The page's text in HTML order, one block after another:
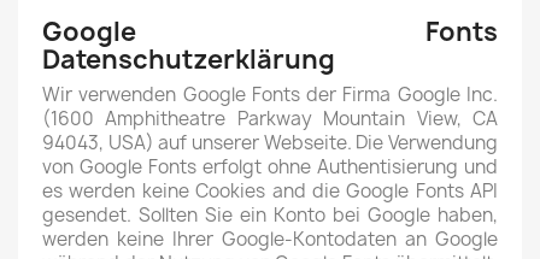
Google Fonts
Datenschutzerklärung
Wir verwenden Google Fonts der Firma Google Inc.
(1600 Amphitheatre Parkway Mountain View, CA
94043, USA) auf unserer Webseite. Die Verwendung
von Google Fonts erfolgt ohne Authentisierung und
es werden keine Cookies and die Google Fonts API
gesendet. Sollten Sie ein Konto bei Google haben,
werden keine Ihrer Google-Kontodaten an Google